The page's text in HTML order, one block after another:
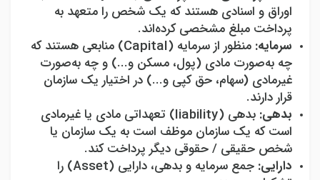
اوراق و اسنادی هستند که یک شخص را متعهد به
پرداخت مبلغ مشخصی کرده‌اند.
سرمایه: منظور از سرمایه (Capital) منابعی هستند که
چه به‌صورت مادی (پول، مسکن و...) و چه به‌صورت
غیرمادی (سهام، حق کپی و...) در اختیار یک سازمان
قرار دارند.
بدهی: بدهی (liability) تعهداتی مادی یا غیرمادی
است که یک سازمان موظف است به یک سازمان یا
شخص حقیقی / حقوقی دیگر پرداخت کند.
دارایی: جمع سرمایه و بدهی، دارایی (Asset) را